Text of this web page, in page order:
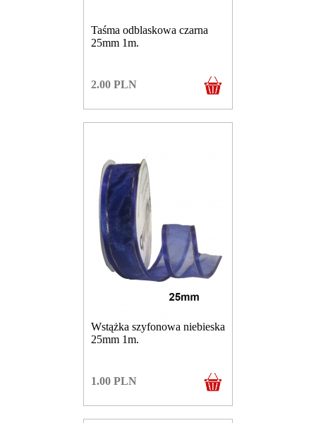
Taśma odblaskowa czarna
25mm 1m.
2.00 PLN
Wstążka szyfonowa niebieska
25mm 1m.
1.00 PLN